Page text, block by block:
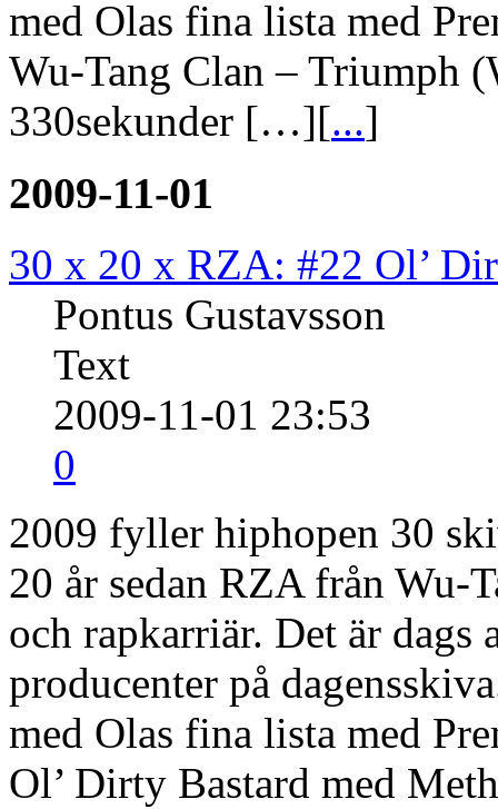
med Olas fina lista med
Wu-Tang Clan – Triumph
330sekunder […][...]
2009-11-01
30 x 20 x RZA: #22 Ol’
Pontus Gustavsson
Text
2009-11-01 23:53
0
2009 fyller hiphopen 30
20 år sedan RZA från Wu-
och rapkarriär. Det är
producenter på
med Olas fina lista med
Ol’ Dirty Bastard med